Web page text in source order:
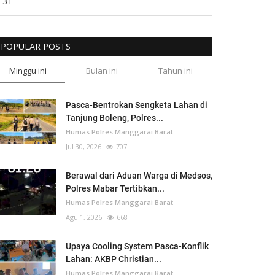
POPULAR POSTS
Minggu ini Bulan ini Tahun ini
Pasca-Bentrokan Sengketa Lahan di
Tanjung Boleng, Polres...
Humas Polres Manggarai Barat
Jul 30, 2026
707
Berawal dari Aduan Warga di Medsos,
Polres Mabar Tertibkan...
Humas Polres Manggarai Barat
Agu 1, 2026
668
Upaya Cooling System Pasca-Konflik
Lahan: AKBP Christian...
Humas Polres Manggarai Barat